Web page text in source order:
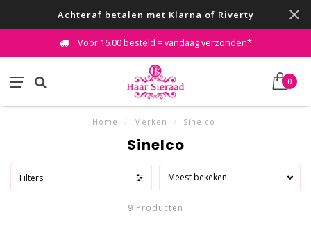
Achteraf betalen met Klarna of Riverty
Voor 16.00 besteld = vandaag verzonden*
0
Home / Merken / Sinelco
Sinelco
Filters Meest bekeken
9 Producten